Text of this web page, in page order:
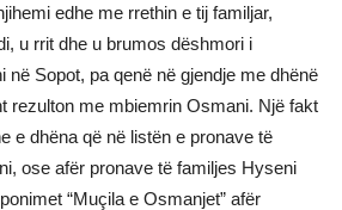
edhe me rrethin e tij familjar,
u rrit dhe u brumos dëshmori i
në Sopot, pa qenë në gjendje me dhënë
rezulton me mbiemrin Osmani. Një fakt
e dhëna që në listën e pronave të
ose afër pronave të familjes Hyseni
“Muçila e Osmanjet” afër